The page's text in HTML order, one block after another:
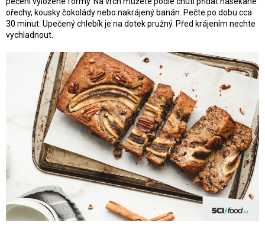
ořechy, kousky čokolády nebo nakrájený banán. Pečte po dobu cca
30 minut. Upečený chlebík je na dotek pružný. Před krájením nechte
vychladnout.